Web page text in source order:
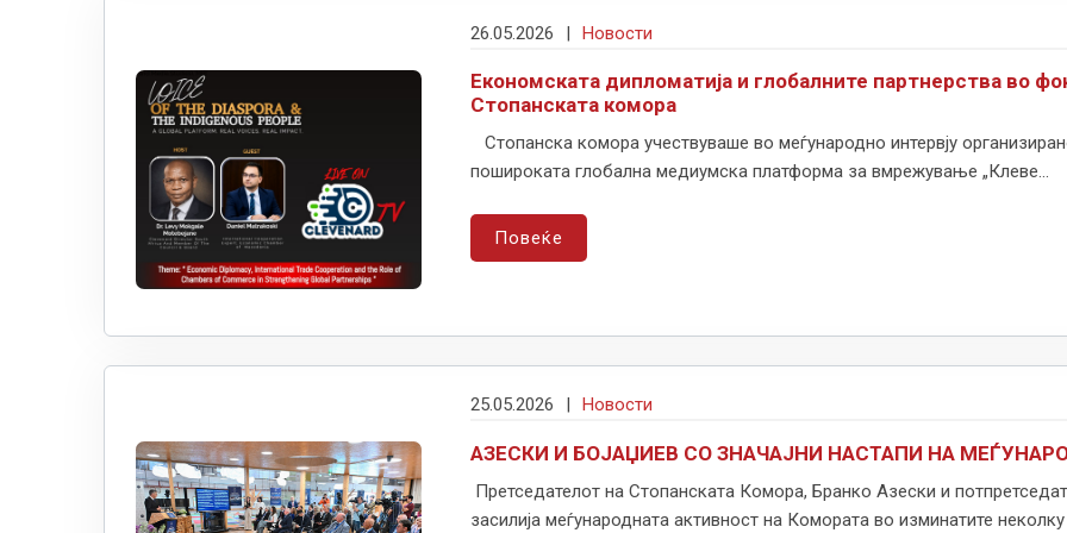
26.05.2026 | Новости
Економската дипломатија и глобалните партнерства во
Стопанската комора
Стопанска комора учествуваше во меѓународно интервју
пошироката глобална медиумска платформа за вмрежување „Клеве...
Повеќе
25.05.2026 Новости
АЗЕСКИ И БОЈАЏИЕВ СО ЗНАЧАЈНИ НАСТАПИ НА
Претседателот на Стопанската Комора, Бранко Азески и
засилија меѓународната активност на Комората во изминатите